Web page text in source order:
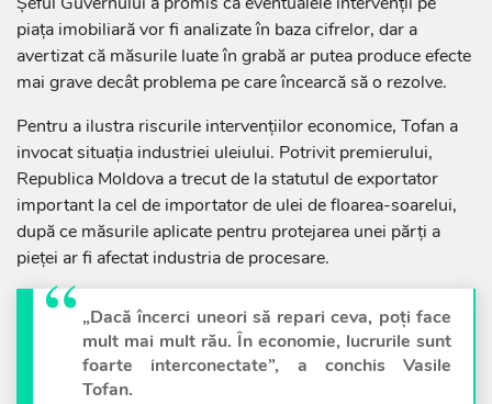
piața imobiliară vor fi analizate în baza cifrelor, dar a
avertizat că măsurile luate în grabă ar putea produce efecte
mai grave decât problema pe care încearcă să o rezolve.
Pentru a ilustra riscurile intervențiilor economice, Tofan a
invocat situația industriei uleiului. Potrivit premierului,
Republica Moldova a trecut de la statutul de exportator
important la cel de importator de ulei de floarea-soarelui,
după ce măsurile aplicate pentru protejarea unei părți a
pieței ar fi afectat industria de procesare.
„Dacă încerci uneori să repari ceva, poți face
mult mai mult rău. În economie, lucrurile sunt
foarte interconectate”, a conchis Vasile
Tofan.